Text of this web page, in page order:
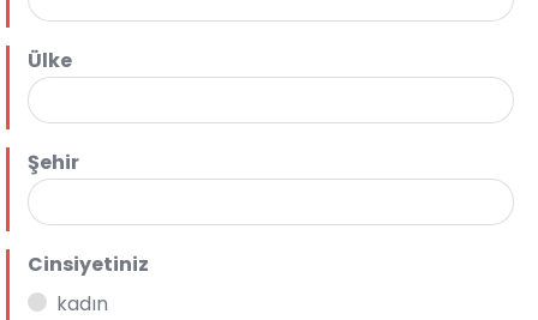
Ülke
Şehir
Cinsiyetiniz
kadın